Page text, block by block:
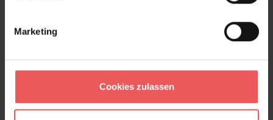
Marketing
Cookies zulassen